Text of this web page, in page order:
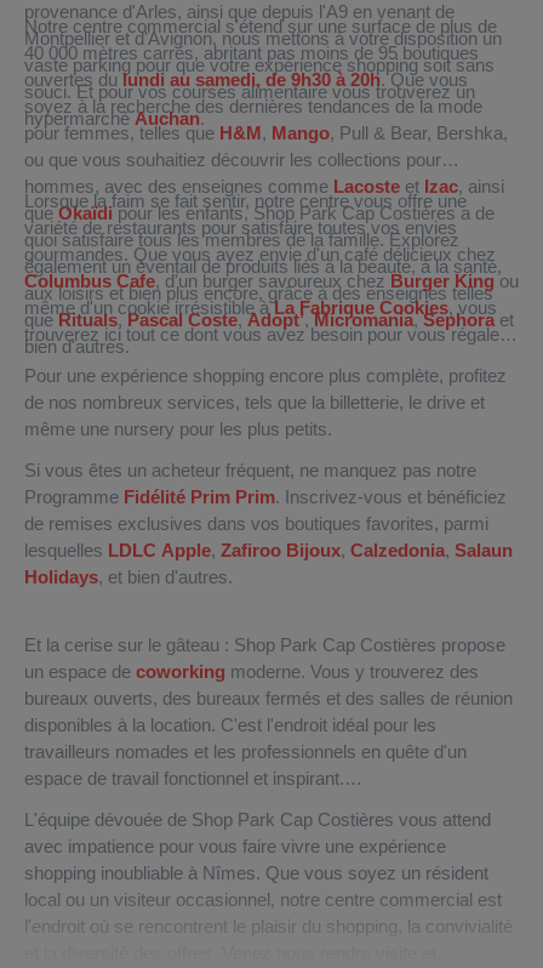
provenance d'Arles, ainsi que depuis l'A9 en venant de
Montpellier et d'Avignon, nous mettons à votre disposition un
vaste parking pour que votre expérience shopping soit sans
souci. Et pour vos courses alimentaire vous trouverez un
hypermarchéAuchan.
Notre centre commercial s'étend sur une surface de plus de
40 000 mètres carrés, abritant pas moins de 95 boutiques
ouvertes du lundi au samedi, de 9h30 à 20h. Que vous
soyez à la recherche des dernières tendances de la mode
pour femmes, telles que H&M, Mango, Pull & Bear, Bershka,
ou que vous souhaitiez découvrir les collections pour
hommes, avec des enseignes comme Lacoste et Izac, ainsi
queOkaïdipour les enfants, Shop Park Cap Costières a de
quoi satisfaire tous les membres de la famille. Explorez
également un éventail de produits liés à la beauté, à la santé,
aux loisirs et bien plus encore, grâce à des enseignes telles
queRituals,Pascal Coste,Adopt’,Micromania,Sephora et
bien d'autres.
Lorsque la faim se fait sentir, notre centre vous offre une
variété de restaurants pour satisfaire toutes vos envies
gourmandes. Que vous ayez envie d'un café délicieux chez
Columbus Cafe, d'un burger savoureux chez Burger King ou
même d'un cookie irrésistible àLa Fabrique Cookies, vous
trouverez ici tout ce dont vous avez besoin pour vous régaler.
Pour une expérience shopping encore plus complète, profitez
de nos nombreux services, tels que la billetterie, le drive et
même une nursery pour les plus petits.
Si vous êtes un acheteur fréquent, ne manquez pas notre
Programme Fidélité Prim Prim. Inscrivez-vous et bénéficiez
de remises exclusives dans vos boutiques favorites, parmi
lesquelles LDLC Apple, Zafiroo Bijoux, Calzedonia, Salaun
Holidays, et bien d'autres.
Et la cerise sur le gâteau : Shop Park Cap Costières propose
un espace de coworking moderne. Vous y trouverez des
bureaux ouverts, des bureaux fermés et des salles de réunion
disponibles à la location. C'est l'endroit idéal pour les
travailleurs nomades et les professionnels en quête d'un
espace de travail fonctionnel et inspirant.
L'équipe dévouée de Shop Park Cap Costières vous attend
avec impatience pour vous faire vivre une expérience
shopping inoubliable à Nîmes. Que vous soyez un résident
local ou un visiteur occasionnel, notre centre commercial est
l'endroit où se rencontrent le plaisir du shopping, la convivialité